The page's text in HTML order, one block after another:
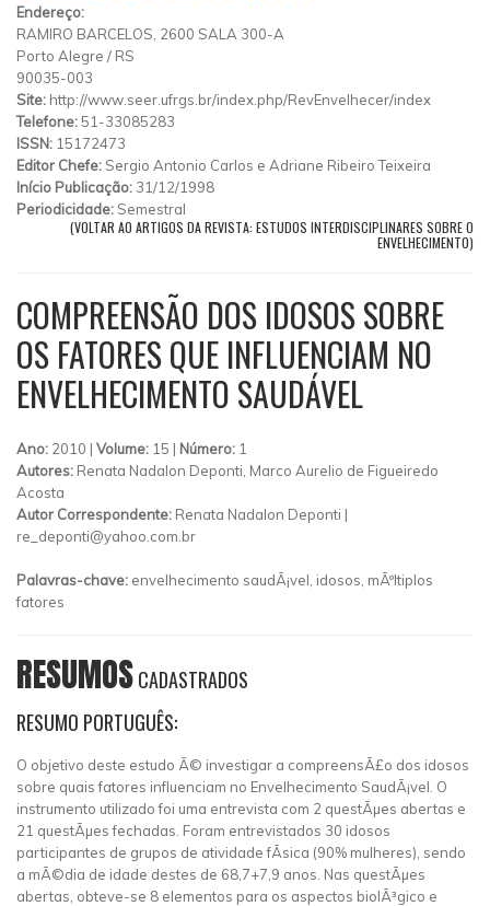
Endereço:
RAMIRO BARCELOS, 2600 SALA 300-A
Porto Alegre / RS
90035-003
Site: http://www.seer.ufrgs.br/index.php/RevEnvelhecer/index
Telefone:51-33085283
ISSN: 15172473
Editor Chefe: Sergio Antonio Carlos e Adriane Ribeiro Teixeira
Início Publicação: 31/12/1998
Periodicidade: Semestral
(VOLTAR AO ARTIGOS DA REVISTA: ESTUDOS INTERDISCIPLINARES SOBRE O
ENVELHECIMENTO)
COMPREENSÃO DOS IDOSOS SOBRE
OS FATORES QUE INFLUENCIAM NO
ENVELHECIMENTO SAUDÁVEL
Ano: 2010 | Volume: 15 | Número: 1
Autores: Renata Nadalon Deponti, Marco Aurelio de Figueiredo
Acosta
Autor Correspondente: Renata Nadalon Deponti |
re_deponti@yahoo.com.br
Palavras-chave: envelhecimento saudÃ¡vel, idosos, mÃºltiplos
fatores
RESUMOSCADASTRADOS
RESUMO PORTUGUÊS:
O objetivo deste estudo Ã© investigar a compreensÃ£o dos idosos
sobre quais fatores influenciam no Envelhecimento SaudÃ¡vel. O
instrumento utilizado foi uma entrevista com 2 questÃµes abertas e
21 questÃµes fechadas. Foram entrevistados 30 idosos
participantes de grupos de atividade fÃ­sica (90% mulheres), sendo
a mÃ©dia de idade destes de 68,7+7,9 anos. Nas questÃµes
abertas, obteve-se 8 elementos para os aspectos biolÃ³gico e